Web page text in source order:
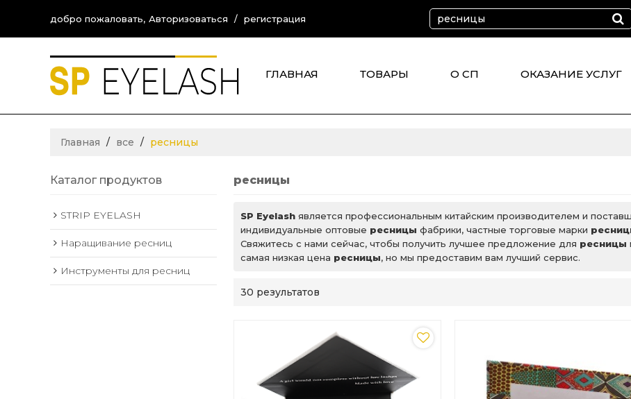
добро пожаловать, Авторизоваться / регистрация
ГЛАВНАЯ ТОВАРЫ О СП ОКАЗАНИЕ УСЛУГ
Главная / все / ресницы
Каталог продуктов
STRIP EYELASH
Наращивание ресниц
Инструменты для ресниц
ресницы
SP Eyelash является профессиональным китайским производителем и
индивидуальные оптовые ресницы фабрики, частные торговые марки
Свяжитесь с нами сейчас, чтобы получить лучшее предложение для ресницы
самая низкая цена ресницы, но мы предоставим вам лучший сервис.
30 результатов